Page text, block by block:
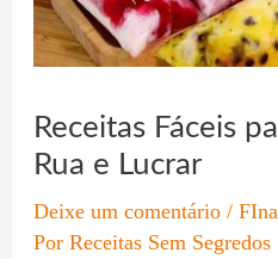
Receitas Fáceis
Rua e Lucrar
Deixe um comentário /
Por Receitas Sem Segredos